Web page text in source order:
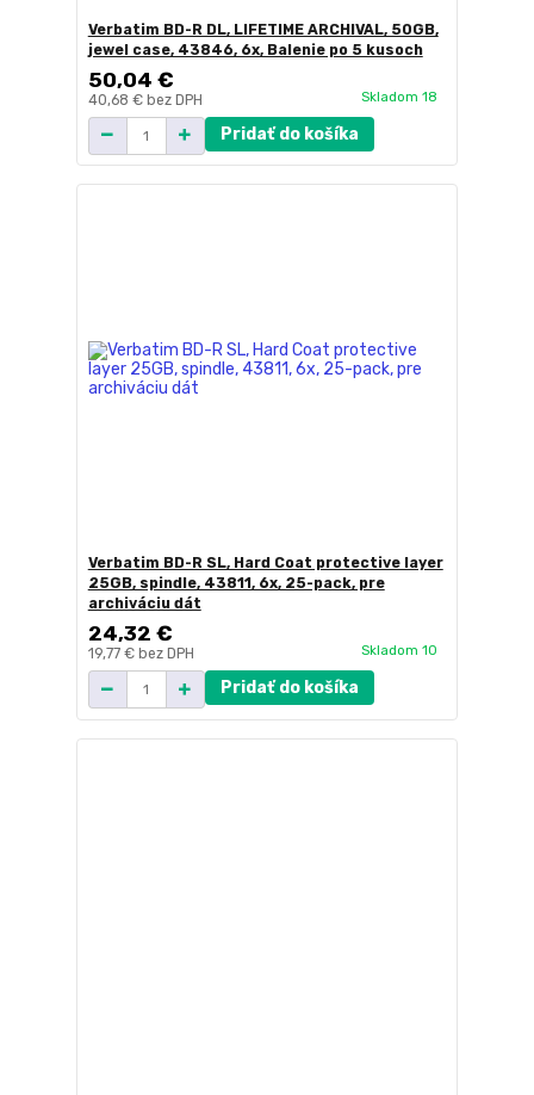
Verbatim BD-R DL, LIFETIME ARCHIVAL, 50GB,
jewel case, 43846, 6x, Balenie po 5 kusoch
50,04 €
40,68 € bez DPH Skladom 18
Pridať do košíka
Verbatim BD-R SL, Hard Coat protective layer
25GB, spindle, 43811, 6x, 25-pack, pre
archiváciu dát
24,32 €
19,77 € bez DPH Skladom 10
Pridať do košíka